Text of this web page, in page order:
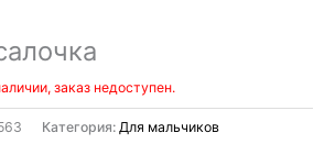
заказ недоступен.
Категория: Для мальчиков